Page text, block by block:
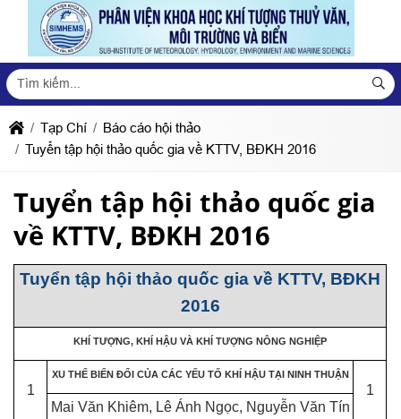
Tạp Chí
Báo cáo hội thảo
Tuyển tập hội thảo quốc gia về KTTV, BĐKH 2016
Tuyển tập hội thảo quốc gia
về KTTV, BĐKH 2016
Tuyển tập hội thảo quốc gia về KTTV, BĐKH
2016
KHÍ TƯỢNG, KHÍ HẬU VÀ KHÍ TƯỢNG NÔNG NGHIỆP
1
XU THẾ BIẾN ĐỔI CỦA CÁC YẾU TỐ KHÍ HẬU TẠI NINH THUẬN
1
Mai Văn Khiêm, Lê Ánh Ngọc, Nguyễn Văn Tín